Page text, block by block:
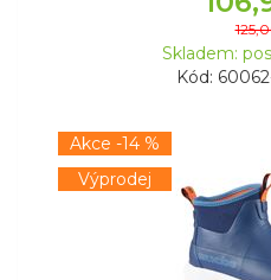
Skladem:
Kód:
Akce -14 %
Výprodej